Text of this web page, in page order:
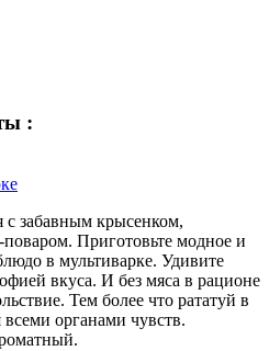
:
с забавным крысенком,
Приготовьте модное и
в мультиварке. Удивите
вкуса. И без мяса в рационе
Тем более что рататуй в
всеми органами чувств.